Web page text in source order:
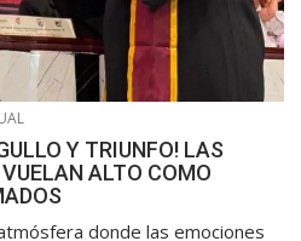
Y TRIUNFO! LAS
ALTO COMO
donde las emociones